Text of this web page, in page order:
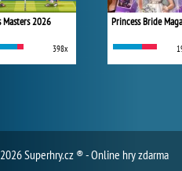
Masters 2026
398x
Princess Bride
Superhry.cz ® - Online hry zdarma